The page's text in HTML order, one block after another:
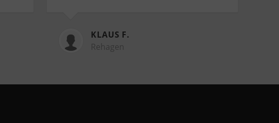
KLAUS F.
Rehagen